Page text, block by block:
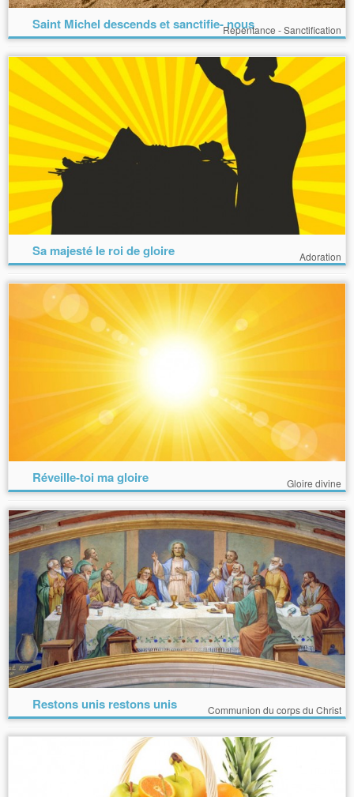
Saint Michel descends et sanctifie- nousRepentance - Sanctification
Sa majesté le roi de gloire Adoration
Réveille-toi ma gloire Gloire divine
Restons unis restons unis Communion du corps du Christ